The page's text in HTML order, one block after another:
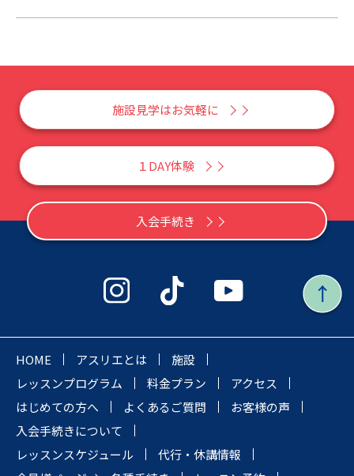
施設見学はお気軽に
１DAY体験
入会手続き
HOME アスリエとは
施設
レッスンプログラム
料金プラン
アクセス
はじめての方へ
よくあるご質問
お客様の声
入会手続きについて
レッスンスケジュール
代行・休講情報